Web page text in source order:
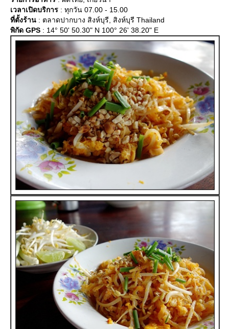
เวลาเปิดบริการ : ทุกวัน 07.00 - 15.00
ที่ตั้งร้าน : ตลาดปากบาง สิงห์บุรี, สิงห์บุรี Thailand
พิกัด GPS : 14° 50' 50.30" N 100° 26' 38.20" E